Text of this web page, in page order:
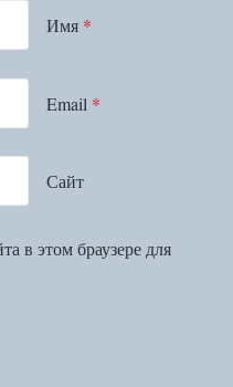
Имя *
Email *
Сайт
в этом браузере для